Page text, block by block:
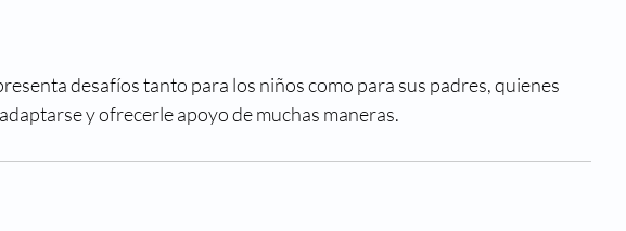
desafíos tanto para los niños como para sus padres, quienes
y ofrecerle apoyo de muchas maneras.